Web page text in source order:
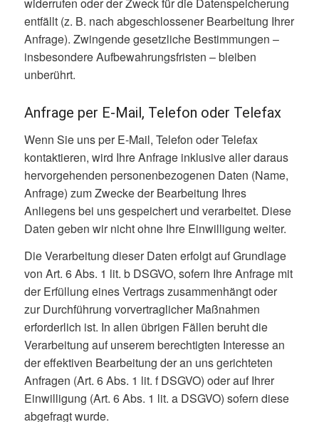
entfällt (z. B. nach abgeschlossener Bearbeitung Ihrer
Anfrage). Zwingende gesetzliche Bestimmungen –
insbesondere Aufbewahrungsfristen – bleiben
unberührt.
Anfrage per E-Mail, Telefon oder Telefax
Wenn Sie uns per E-Mail, Telefon oder Telefax
kontaktieren, wird Ihre Anfrage inklusive aller daraus
hervorgehenden personenbezogenen Daten (Name,
Anfrage) zum Zwecke der Bearbeitung Ihres
Anliegens bei uns gespeichert und verarbeitet. Diese
Daten geben wir nicht ohne Ihre Einwilligung weiter.
Die Verarbeitung dieser Daten erfolgt auf Grundlage
von Art. 6 Abs. 1 lit. b DSGVO, sofern Ihre Anfrage mit
der Erfüllung eines Vertrags zusammenhängt oder
zur Durchführung vorvertraglicher Maßnahmen
erforderlich ist. In allen übrigen Fällen beruht die
Verarbeitung auf unserem berechtigten Interesse an
der effektiven Bearbeitung der an uns gerichteten
Anfragen (Art. 6 Abs. 1 lit. f DSGVO) oder auf Ihrer
Einwilligung (Art. 6 Abs. 1 lit. a DSGVO) sofern diese
abgefragt wurde.